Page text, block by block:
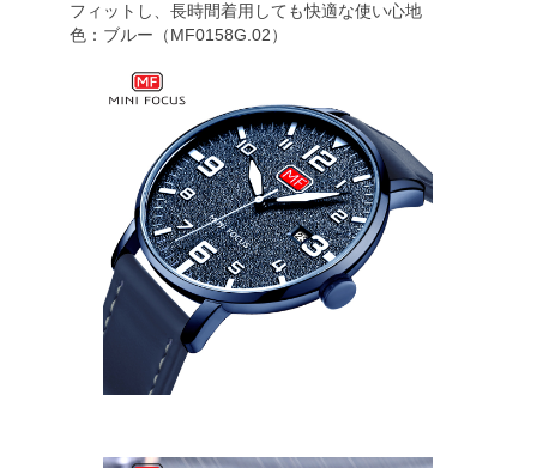
フィットし、長時間着用しても快適な使い心地
色：ブルー（MF0158G.02）